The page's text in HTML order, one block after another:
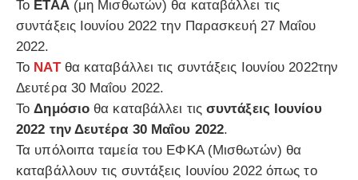
Το ΕΤΑΑ(μη Μισθωτών) θα καταβάλλει τις
συντάξεις Ιουνίου 2022 την Παρασκευή 27 Μαΐου
2022.
Το ΝΑΤθα καταβάλλει τις συντάξεις Ιουνίου 2022την
Δευτέρα 30 Μαΐου 2022.
Το Δημόσιο θα καταβάλλει τις συντάξεις Ιουνίου
2022 την Δευτέρα 30 Μαΐου 2022.
Τα υπόλοιπα ταμεία του ΕΦΚΑ (Μισθωτών) θα
καταβάλλουν τις συντάξεις Ιουνίου 2022 όπως το